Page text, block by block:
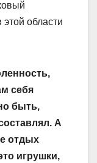
этой области
себя
быть,
А
отдых
игрушки,